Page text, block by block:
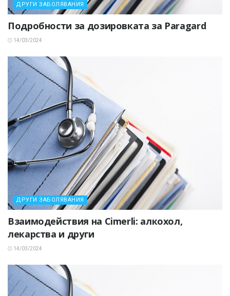
ДРУГИ ЗАБОЛЯВАНИЯ
Подробности за дозировката за Paragard
14/03/2024
ДРУГИ ЗАБОЛЯВАНИЯ
Взаимодействия на Cimerli: алкохол,
лекарства и други
14/03/2024